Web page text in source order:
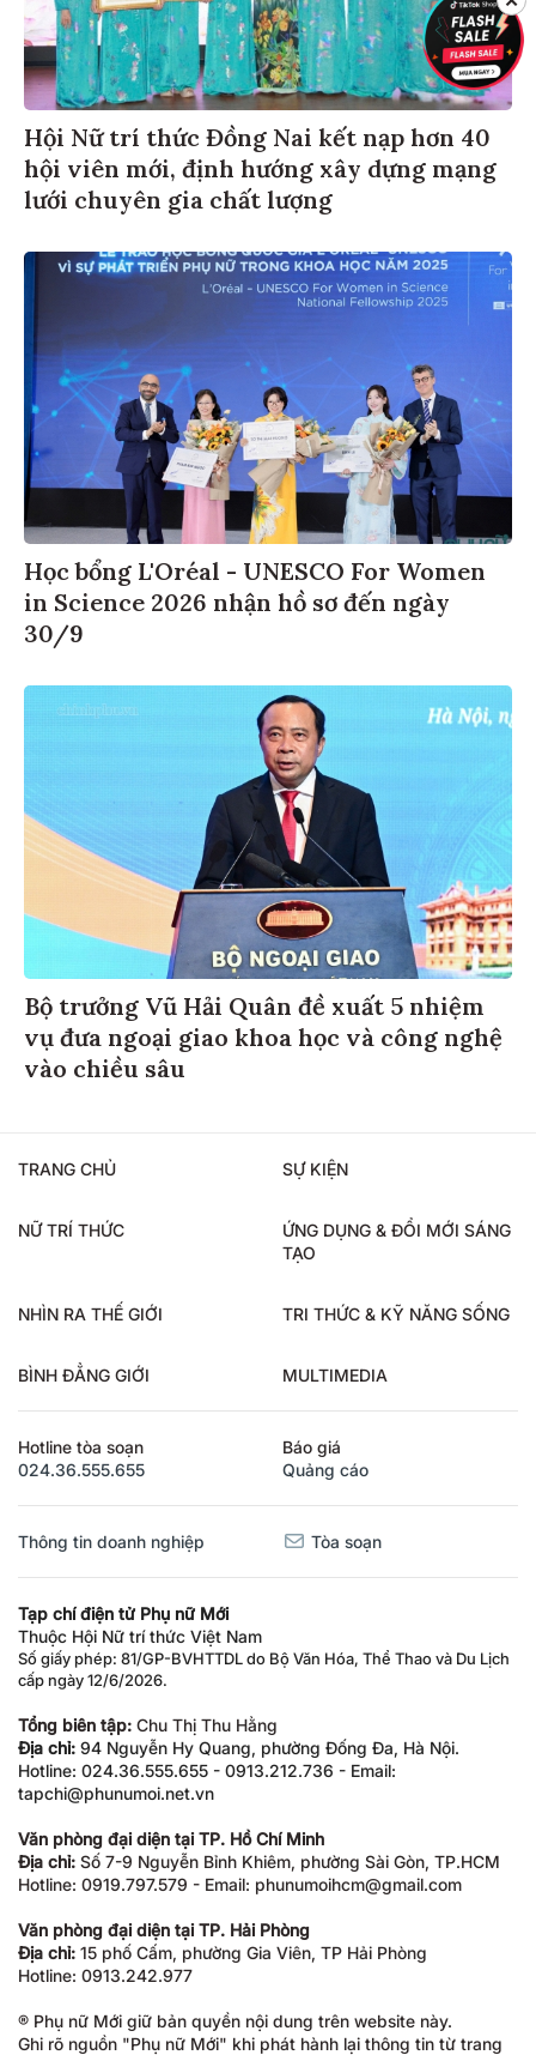
Hội Nữ trí thức Đồng Nai kết nạp hơn 40
hội viên mới, định hướng xây dựng mạng
lưới chuyên gia chất lượng
Học bổng L'Oréal - UNESCO For Women
in Science 2026 nhận hồ sơ đến ngày
30/9
Bộ trưởng Vũ Hải Quân đề xuất 5 nhiệm
vụ đưa ngoại giao khoa học và công nghệ
vào chiều sâu
TRANG CHỦ SỰ KIỆN
NỮ TRÍ THỨC
ỨNG DỤNG & ĐỔI MỚI SÁNG
TẠO
NHÌN RA THẾ GIỚI TRI THỨC & KỸ NĂNG SỐNG
BÌNH ĐẲNG GIỚI MULTIMEDIA
Hotline tòa soạn
024.36.555.655
Báo giá
Quảng cáo
Thông tin doanh nghiệp Tòa soạn
Tạp chí điện tử Phụ nữ Mới
Thuộc Hội Nữ trí thức Việt Nam
Số giấy phép: 81/GP-BVHTTDL do Bộ Văn Hóa, Thể Thao và Du Lịch
cấp ngày 12/6/2026.
Tổng biên tập: Chu Thị Thu Hằng
Địa chỉ: 94 Nguyễn Hy Quang, phường Đống Đa, Hà Nội.
Hotline: 024.36.555.655 - 0913.212.736 - Email:
tapchi@phunumoi.net.vn
Văn phòng đại diện tại TP. Hồ Chí Minh
Địa chỉ: Số 7-9 Nguyễn Bỉnh Khiêm, phường Sài Gòn, TP.HCM
Hotline: 0919.797.579 - Email: phunumoihcm@gmail.com
Văn phòng đại diện tại TP. Hải Phòng
Địa chỉ: 15 phố Cấm, phường Gia Viên, TP Hải Phòng
Hotline: 0913.242.977
® Phụ nữ Mới giữ bản quyền nội dung trên website này.
Ghi rõ nguồn "Phụ nữ Mới" khi phát hành lại thông tin từ trang